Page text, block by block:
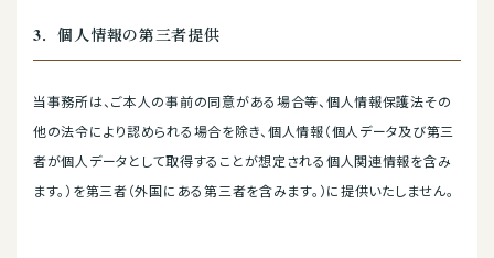
3．個人情報の第三者提供
当事務所は、ご本人の事前の同意がある場合等、個人情報保護法その
他の法令により認められる場合を除き、個人情報（個人データ及び第三
者が個人データとして取得することが想定される個人関連情報を含み
ます。）を第三者（外国にある第三者を含みます。）に提供いたしません。